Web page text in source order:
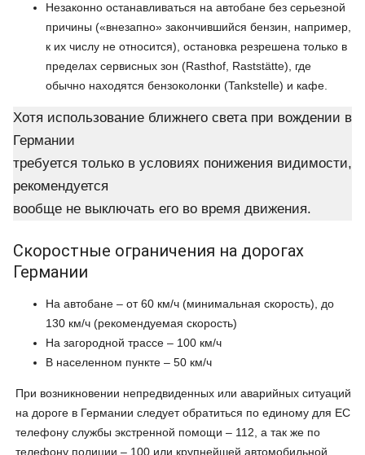
Незаконно останавливаться на автобане без серьезной
причины («внезапно» закончившийся бензин, например,
к их числу не относится), остановка резрешена только в
пределах сервисных зон (Rasthof, Raststätte), где
обычно находятся бензоколонки (Tankstelle) и кафе.
Хотя использование ближнего света при вождении в
Германии
требуется только в условиях понижения видимости,
рекомендуется
вообще не выключать его во время движения.
Скоростные ограничения на дорогах
Германии
На автобане – от 60 км/ч (минимальная скорость), до
130 км/ч (рекомендуемая скорость)
На загородной трассе – 100 км/ч
В населенном пункте – 50 км/ч
При возникновении непредвиденных или аварийных ситуаций
на дороге в Германии следует обратиться по единому для ЕС
телефону службы экстренной помощи – 112, а так же по
телефону полиции – 100 или крупнейшей автомобильной